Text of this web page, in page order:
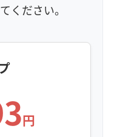
定期メンテナンス
ください。
円